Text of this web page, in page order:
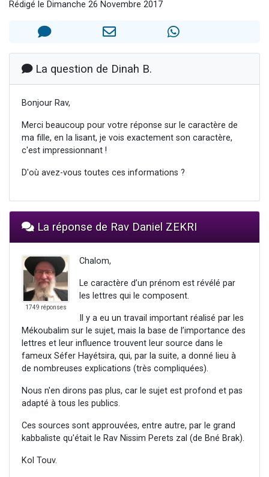
3 personnes viennent de faire un don pour Diane, 80 ans, dans un appartement insalubre
5 personnes viennent de faire un don pour Reloger Rivka, 6 enfants, victime de violences...
Rédigé le Dimanche 26 Novembre 2017
La question de Dinah B.
Bonjour Rav,
Merci beaucoup pour votre réponse sur le caractère de
ma fille, en la lisant, je vois exactement son caractère,
c'est impressionnant !
D'où avez-vous toutes ces informations ?
La réponse de Rav Daniel ZEKRI
1749 réponses
Chalom,
Le caractère d’un prénom est révélé par
les lettres qui le composent.
Il y a eu un travail important réalisé par les
Mékoubalim sur le sujet, mais la base de l’importance des
lettres et leur influence trouvent leur source dans le
fameux Séfer Hayétsira, qui, par la suite, a donné lieu à
de nombreuses explications (très compliquées).
Nous n'en dirons pas plus, car le sujet est profond et pas
adapté à tous les publics.
Ces sources sont approuvées, entre autre, par le grand
kabbaliste qu'était le Rav Nissim Perets zal (de Bné Brak).
Kol Touv.